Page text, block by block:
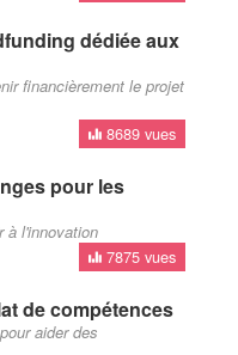
dédiée aux
financièrement le projet
8689 vues
pour les
à l'innovation
7875 vues
de compétences
aider des